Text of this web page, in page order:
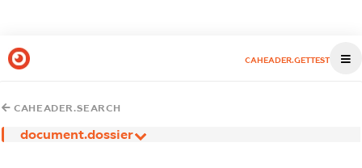
CAHEADER.GETTEST
CAHEADER.SEARCH
document.dossier